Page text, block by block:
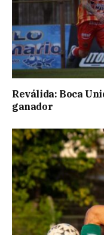
Reválida: Boca
ganador